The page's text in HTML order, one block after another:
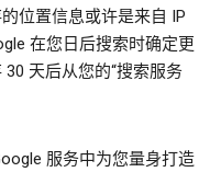
位置信息或许是来自 IP
在您日后搜索时确定更
天后从您的“搜索服务
服务中为您量身打造